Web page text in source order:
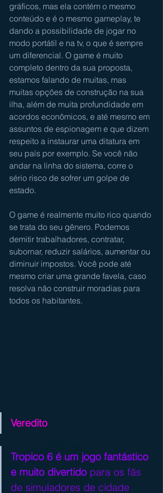
gráficos, mas ela contém o mesmo
conteúdo e é o mesmo gameplay, te
dando a possibilidade de jogar no
modo portátil e na tv, o que é sempre
um diferencial. O game é muito
completo dentro da sua proposta,
estamos falando de muitas, mas
muitas opções de construção na sua
ilha, além de muita profundidade em
acordos econômicos, e até mesmo em
assuntos de espionagem e que dizem
respeito a instaurar uma ditatura em
seu país por exemplo. Se você não
andar na linha do sistema, corre o
sério risco de sofrer um golpe de
estado.
O game é realmente muito rico quando
se trata do seu gênero. Podemos
demitir trabalhadores, contratar,
subornar, reduzir salários, aumentar ou
diminuir impostos. Você pode até
mesmo criar uma grande favela, caso
resolva não construir moradias para
todos os habitantes.
Veredito
Tropico 6 é um jogo fantástico
e muito divertido para os fãs
de simuladores de cidade